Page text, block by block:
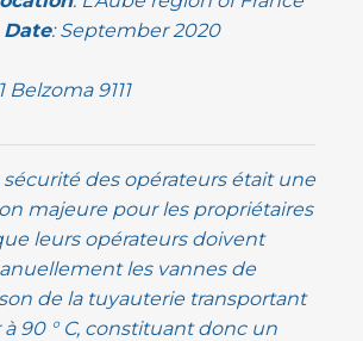
: September 2020
Belzoma 9111
sécurité des opérateurs était une
majeure pour les propriétaires
leurs opérateurs doivent
les vannes de
de la tuyauterie transportant
90 ° C, constituant donc un